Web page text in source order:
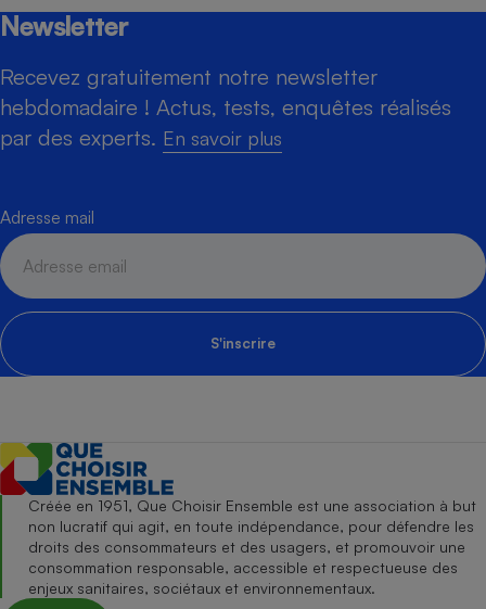
Newsletter
Recevez gratuitement notre newsletter
hebdomadaire ! Actus, tests, enquêtes réalisés
par des experts. En savoir plus
Adresse mail
S'inscrire
Créée en 1951, Que Choisir Ensemble est une association à but
non lucratif qui agit, en toute indépendance, pour défendre les
droits des consommateurs et des usagers, et promouvoir une
consommation responsable, accessible et respectueuse des
enjeux sanitaires, sociétaux et environnementaux.